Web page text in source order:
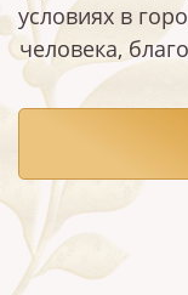
условиях в
человека,